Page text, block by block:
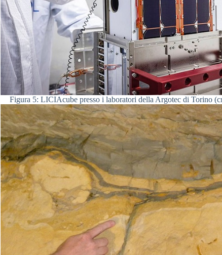
Figura 5: LICIAcube presso i laboratori della Argotec di Torino